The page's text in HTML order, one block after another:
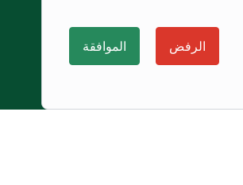
الرفض الموافقة